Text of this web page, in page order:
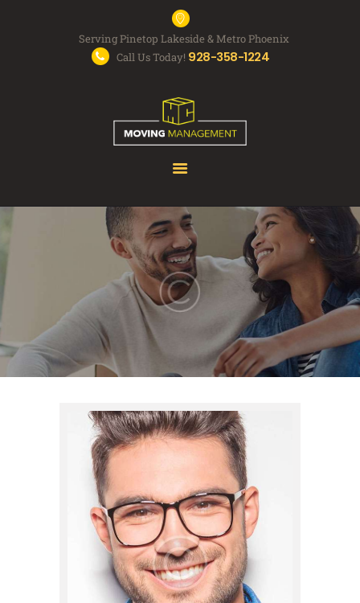
Serving Pinetop Lakeside & Metro Phoenix
Call Us Today! 928-358-1224
MOVING SERVICES
FAQS
ABOUT US